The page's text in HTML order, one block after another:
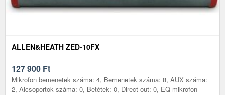
ALLEN&HEATH ZED-10FX
127 900 Ft
Mikrofon bemenetek száma: 4, Bemenetek száma: 8, AUX száma:
2, Alcsoportok száma: 0, Betétek: 0, Direct out: 0, EQ mikrofon